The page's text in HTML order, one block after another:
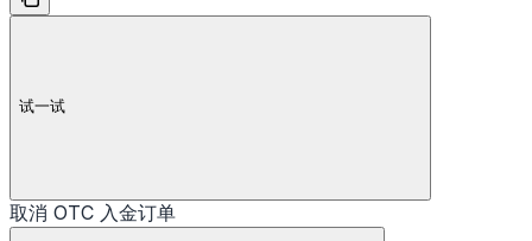
试一试
取消 OTC 入金订单